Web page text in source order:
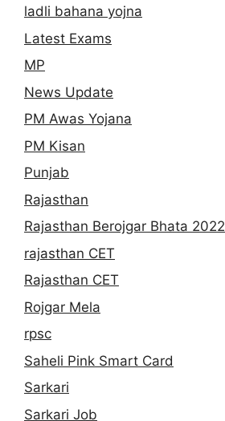
ladli bahana yojna
Latest Exams
MP
News Update
PM Awas Yojana
PM Kisan
Punjab
Rajasthan
Rajasthan Berojgar Bhata 2022
rajasthan CET
Rajasthan CET
Rojgar Mela
rpsc
Saheli Pink Smart Card
Sarkari
Sarkari Job